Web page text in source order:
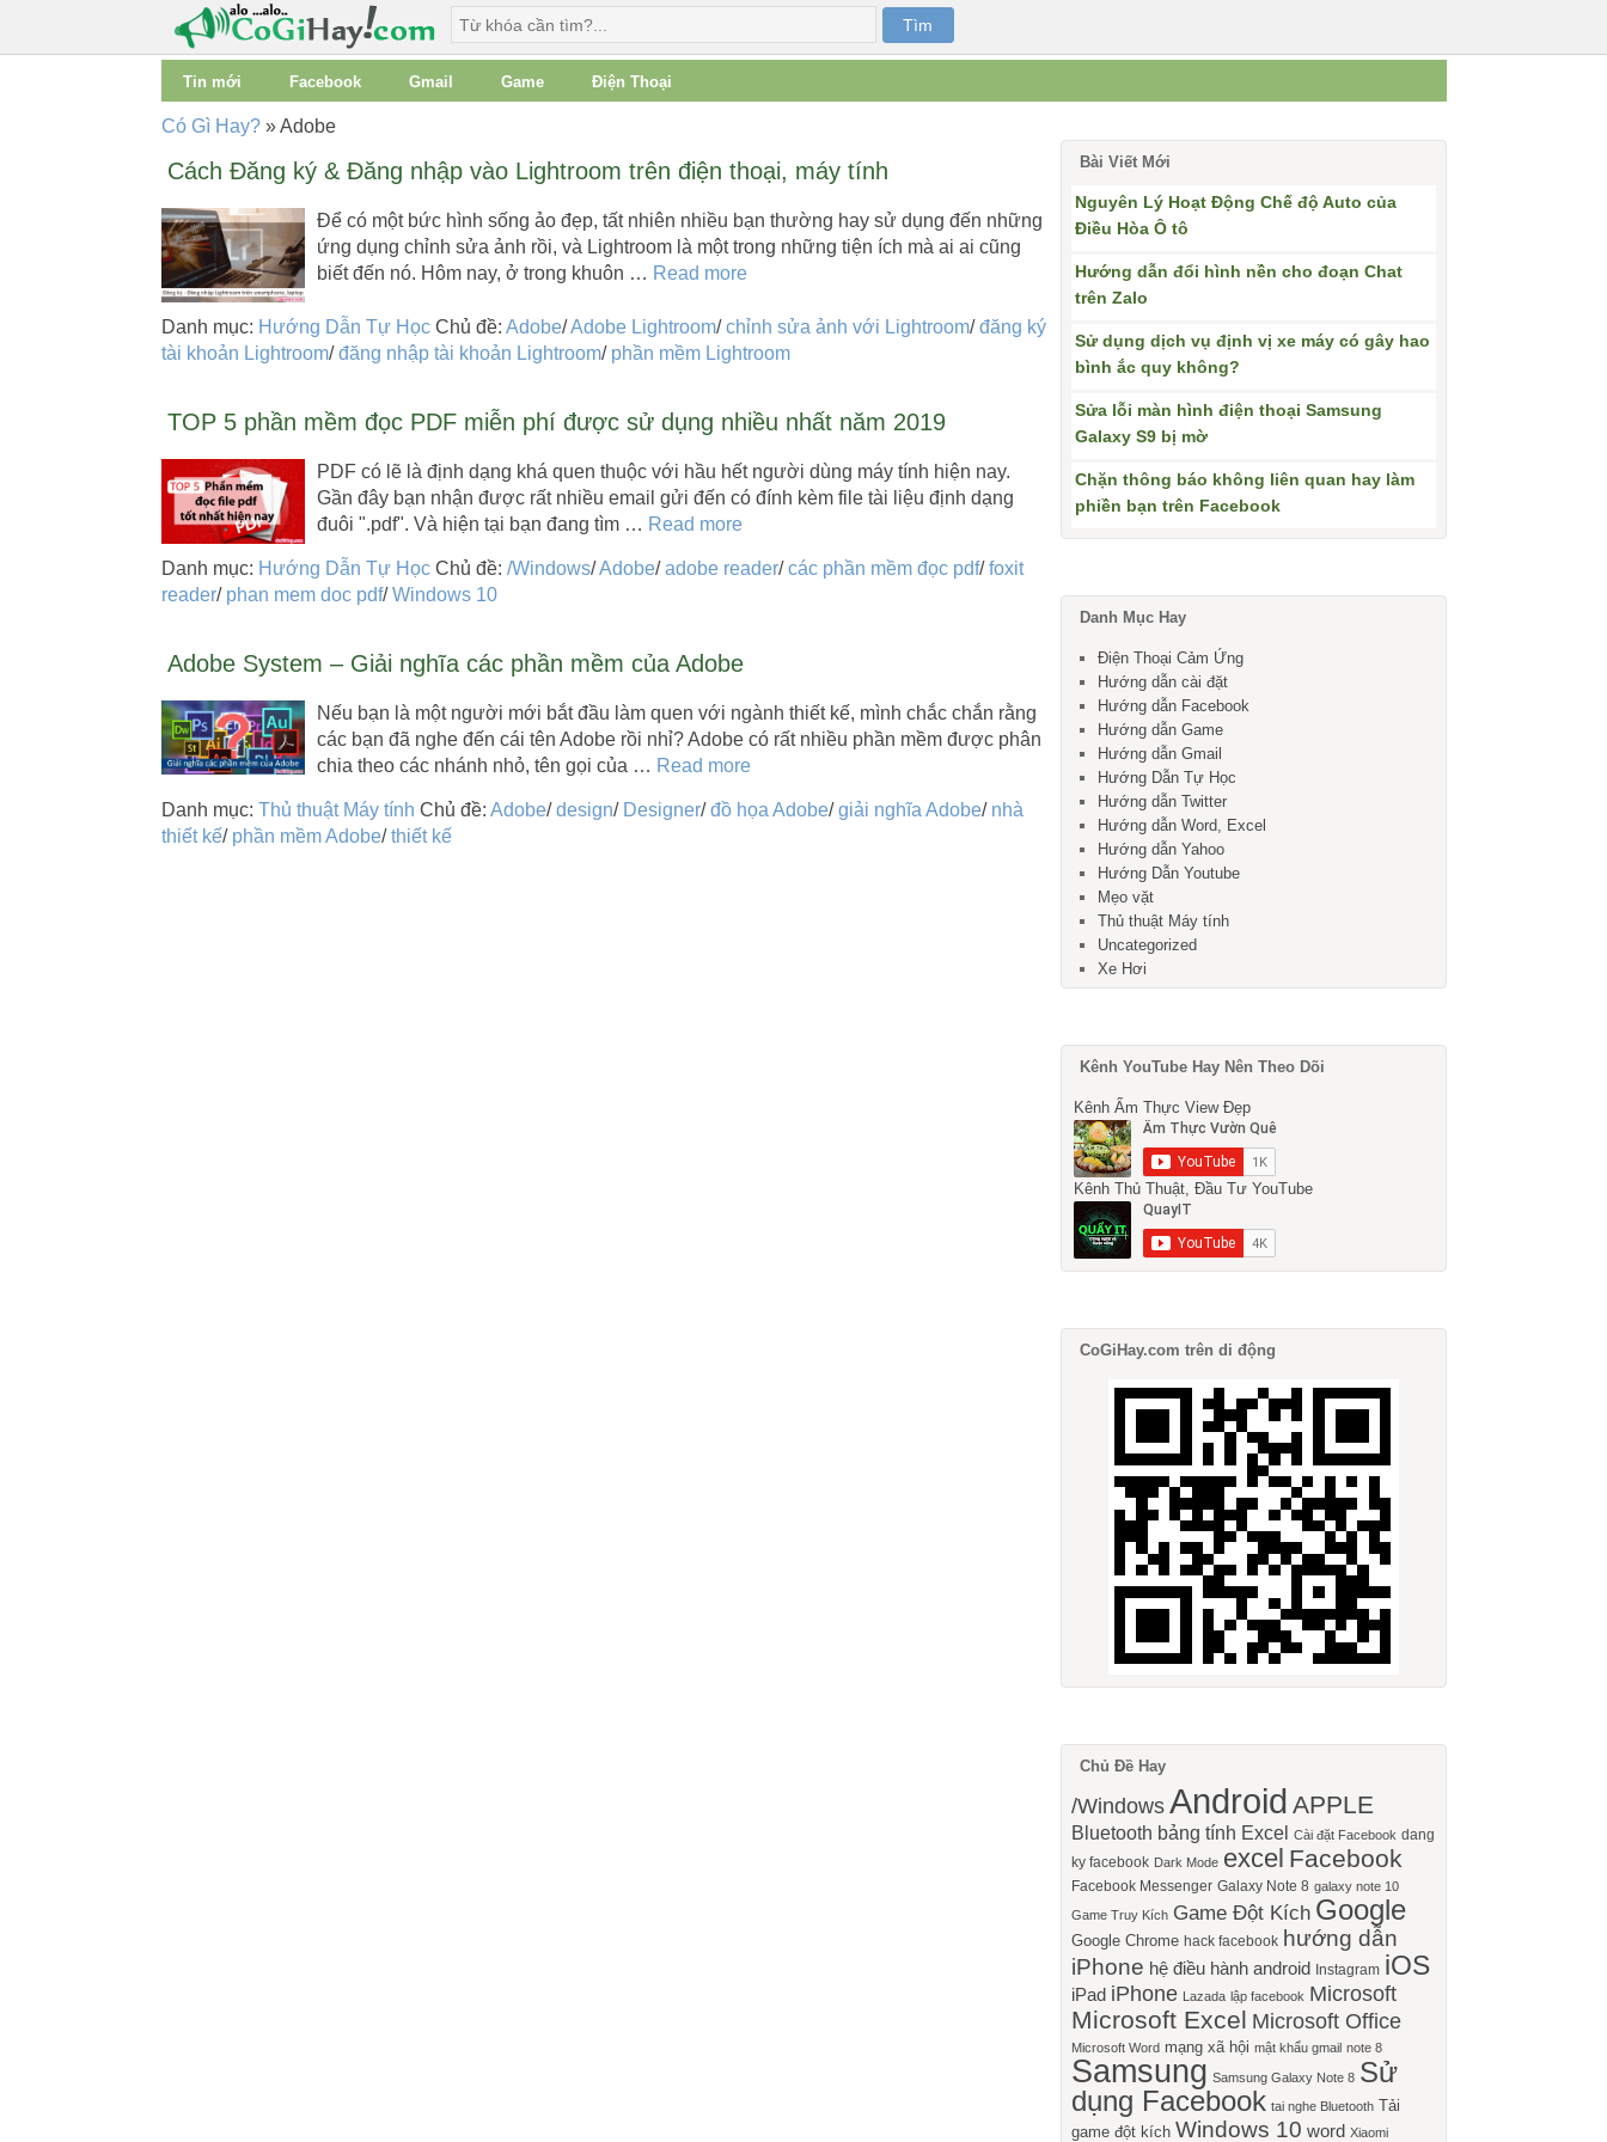
Tin mới Facebook Gmail Game Điện Thoại
Có Gì Hay? »Adobe
Cách Đăng ký & Đăng nhập vào Lightroom trên điện thoại, máy tính
Để có một bức hình sống ảo đẹp, tất nhiên nhiều bạn thường hay sử dụng đến những
ứng dụng chỉnh sửa ảnh rồi, và Lightroom là một trong những tiện ích mà ai ai cũng
biết đến nó. Hôm nay, ở trong khuôn … Read more
Danh mục: Hướng Dẫn Tự Học Chủ đề: Adobe/Adobe Lightroom/chỉnh sửa ảnh với Lightroom/đăng ký
tài khoản Lightroom/đăng nhập tài khoản Lightroom/ phần mềm Lightroom
TOP 5 phần mềm đọc PDF miễn phí được sử dụng nhiều nhất năm 2019
PDF có lẽ là định dạng khá quen thuộc với hầu hết người dùng máy tính hiện nay.
Gần đây bạn nhận được rất nhiều email gửi đến có đính kèm file tài liệu định dạng
đuôi ".pdf". Và hiện tại bạn đang tìm … Read more
Danh mục: Hướng Dẫn Tự Học Chủ đề: /Windows/Adobe/adobe reader/các phần mềm đọc pdf/foxit
reader/ phan mem doc pdf/Windows 10
Adobe System – Giải nghĩa các phần mềm của Adobe
Nếu bạn là một người mới bắt đầu làm quen với ngành thiết kế, mình chắc chắn rằng
các bạn đã nghe đến cái tên Adobe rồi nhỉ? Adobe có rất nhiều phần mềm được phân
chia theo các nhánh nhỏ, tên gọi của … Read more
Danh mục: Thủ thuật Máy tính Chủ đề: Adobe/design/ Designer/đồ họa Adobe/giải nghĩa Adobe/ nhà
thiết kế/ phần mềm Adobe/thiết kế
Bài Viết Mới
Nguyên Lý Hoạt Động Chế độ Auto của
Điều Hòa Ô tô
Hướng dẫn đổi hình nền cho đoạn Chat
trên Zalo
Sử dụng dịch vụ định vị xe máy có gây hao
bình ắc quy không?
Sửa lỗi màn hình điện thoại Samsung
Galaxy S9 bị mờ
Chặn thông báo không liên quan hay làm
phiền bạn trên Facebook
Danh Mục Hay
Điện Thoại Cảm Ứng
Hướng dẫn cài đặt
Hướng dẫn Facebook
Hướng dẫn Game
Hướng dẫn Gmail
Hướng Dẫn Tự Học
Hướng dẫn Twitter
Hướng dẫn Word, Excel
Hướng dẫn Yahoo
Hướng Dẫn Youtube
Mẹo vặt
Thủ thuật Máy tính
Uncategorized
Xe Hơi
Kênh YouTube Hay Nên Theo Dõi
Kênh Ẩm Thực View Đẹp
Kênh Thủ Thuật, Đầu Tư YouTube
CoGiHay.com trên di động
Chủ Đề Hay
/Windows Android APPLE
Bluetooth bảng tính Excel Cài đặt Facebook dang
ky facebook Dark Mode excel Facebook
Facebook Messenger Galaxy Note 8 galaxy note 10
Game Truy Kích Game Đột Kích Google
Google Chrome hack facebook hướng dẫn
iPhone hệ điều hành android Instagram iOS
iPad iPhone Lazada lập facebook Microsoft
Microsoft Excel Microsoft Office
Microsoft Word mạng xã hội mật khẩu gmail note 8
Samsung Samsung Galaxy Note 8 Sử
dụng Facebook tai nghe Bluetooth Tải
game đột kích Windows 10 word Xiaomi